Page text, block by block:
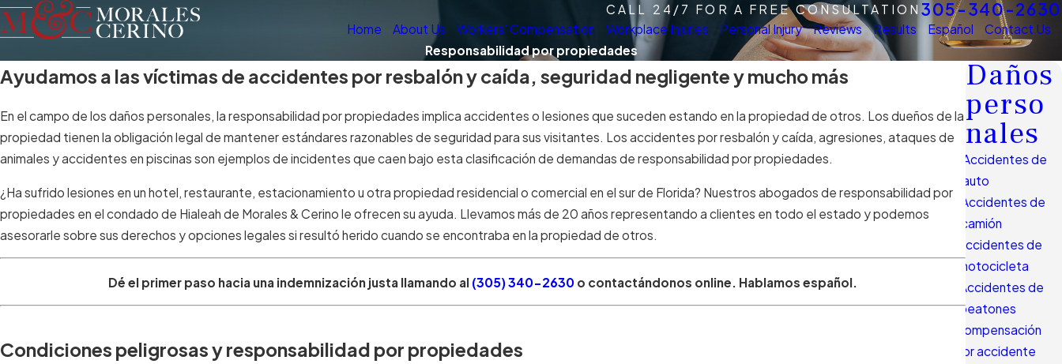
CALL 24/7 FOR A FREE CONSULTATION 305-340-2630
Home About Us Workers' Compensation Workplace Injuries Personal Injury Reviews Results Español
Contact Us
Responsabilidad por propiedades
Ayudamos a las víctimas de accidentes por resbalón y caída, seguridad negligente y mucho más
En el campo de los daños personales, la responsabilidad por propiedades implica accidentes o lesiones que suceden estando en la propiedad de otros. Los dueños de la
propiedad tienen la obligación legal de mantener estándares razonables de seguridad para sus visitantes. Los accidentes por resbalón y caída, agresiones, ataques de
animales y accidentes en piscinas son ejemplos de incidentes que caen bajo esta clasificación de demandas de responsabilidad por propiedades.
¿Ha sufrido lesiones en un hotel, restaurante, estacionamiento u otra propiedad residencial o comercial en el sur de Florida? Nuestros abogados de responsabilidad por
propiedades en el condado de Hialeah de Morales & Cerino le ofrecen su ayuda. Llevamos más de 20 años representando a clientes en todo el estado y podemos
asesorarle sobre sus derechos y opciones legales si resultó herido cuando se encontraba en la propiedad de otros.
Dé el primer paso hacia una indemnización justa llamando al (305) 340-2630 o contactándonos online. Hablamos español.
Condiciones peligrosas y responsabilidad por propiedades
Daños
perso
nales
Accidentes de
auto
Accidentes de
camión
Accidentes de
motocicleta
Accidentes de
peatones
Compensación
por accidente